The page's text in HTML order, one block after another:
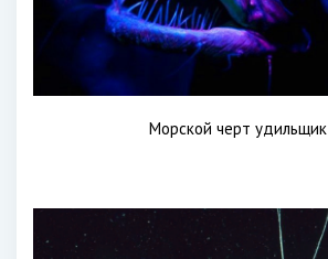
Морской черт удильщик